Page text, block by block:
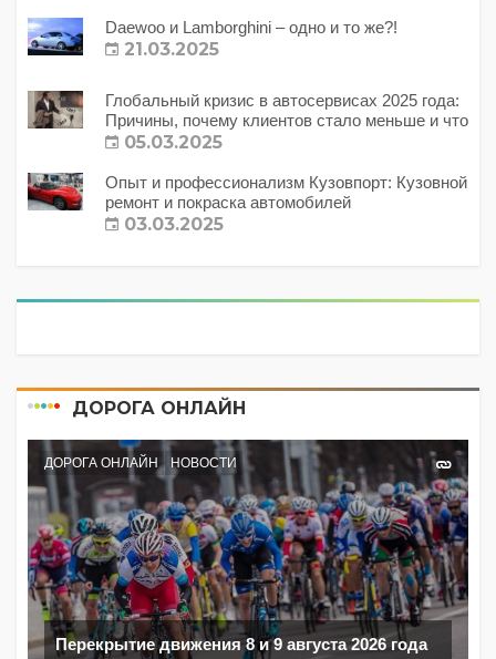
Daewoo и Lamborghini – одно и то же?!
21.03.2025
Глобальный кризис в автосервисах 2025 года:
Причины, почему клиентов стало меньше и что
с этим делать?
05.03.2025
Опыт и профессионализм Кузовпорт: Кузовной
ремонт и покраска автомобилей
03.03.2025
ДОРОГА ОНЛАЙН
ДОРОГА ОНЛАЙН НОВОСТИ
Перекрытие движения 8 и 9 августа 2026 года